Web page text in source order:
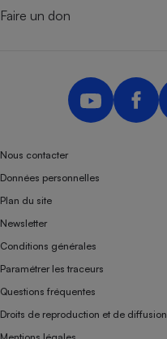
Faire un don
Nous contacter
Données personnelles
Plan du site
Newsletter
Conditions générales
Paramétrer les traceurs
Questions fréquentes
Droits de reproduction et de diffusion